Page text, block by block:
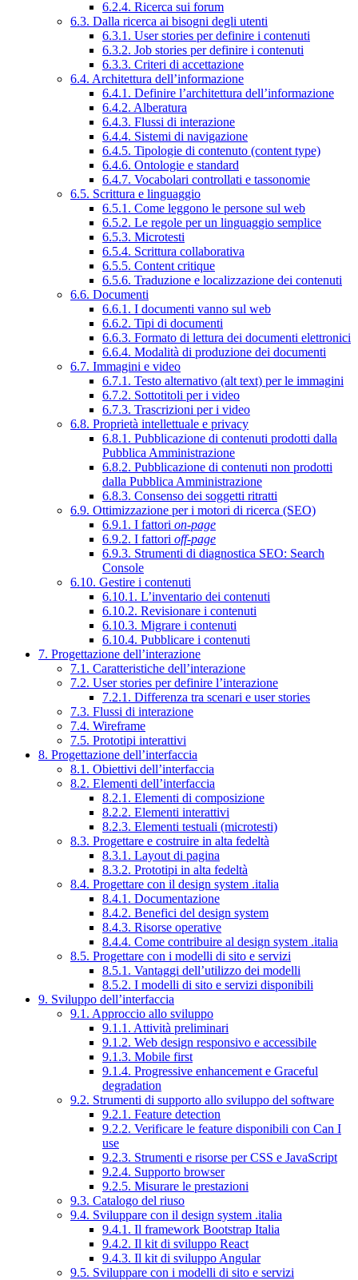
6.2.4. Ricerca sui forum
6.3. Dalla ricerca ai bisogni degli utenti
6.3.1. User stories per definire i contenuti
6.3.2. Job stories per definire i contenuti
6.3.3. Criteri di accettazione
6.4. Architettura dell’informazione
6.4.1. Definire l’architettura dell’informazione
6.4.2. Alberatura
6.4.3. Flussi di interazione
6.4.4. Sistemi di navigazione
6.4.5. Tipologie di contenuto (content type)
6.4.6. Ontologie e standard
6.4.7. Vocabolari controllati e tassonomie
6.5. Scrittura e linguaggio
6.5.1. Come leggono le persone sul web
6.5.2. Le regole per un linguaggio semplice
6.5.3. Microtesti
6.5.4. Scrittura collaborativa
6.5.5. Content critique
6.5.6. Traduzione e localizzazione dei contenuti
6.6. Documenti
6.6.1. I documenti vanno sul web
6.6.2. Tipi di documenti
6.6.3. Formato di lettura dei documenti elettronici
6.6.4. Modalità di produzione dei documenti
6.7. Immagini e video
6.7.1. Testo alternativo (alt text) per le immagini
6.7.2. Sottotitoli per i video
6.7.3. Trascrizioni per i video
6.8. Proprietà intellettuale e privacy
6.8.1. Pubblicazione di contenuti prodotti dalla
Pubblica Amministrazione
6.8.2. Pubblicazione di contenuti non prodotti
dalla Pubblica Amministrazione
6.8.3. Consenso dei soggetti ritratti
6.9. Ottimizzazione per i motori di ricerca (SEO)
6.9.1. I fattori on-page
6.9.2. I fattori off-page
6.9.3. Strumenti di diagnostica SEO: Search
Console
6.10. Gestire i contenuti
6.10.1. L’inventario dei contenuti
6.10.2. Revisionare i contenuti
6.10.3. Migrare i contenuti
6.10.4. Pubblicare i contenuti
7. Progettazione dell’interazione
7.1. Caratteristiche dell’interazione
7.2. User stories per definire l’interazione
7.2.1. Differenza tra scenari e user stories
7.3. Flussi di interazione
7.4. Wireframe
7.5. Prototipi interattivi
8. Progettazione dell’interfaccia
8.1. Obiettivi dell’interfaccia
8.2. Elementi dell’interfaccia
8.2.1. Elementi di composizione
8.2.2. Elementi interattivi
8.2.3. Elementi testuali (microtesti)
8.3. Progettare e costruire in alta fedeltà
8.3.1. Layout di pagina
8.3.2. Prototipi in alta fedeltà
8.4. Progettare con il design system .italia
8.4.1. Documentazione
8.4.2. Benefici del design system
8.4.3. Risorse operative
8.4.4. Come contribuire al design system .italia
8.5. Progettare con i modelli di sito e servizi
8.5.1. Vantaggi dell’utilizzo dei modelli
8.5.2. I modelli di sito e servizi disponibili
9. Sviluppo dell’interfaccia
9.1. Approccio allo sviluppo
9.1.1. Attività preliminari
9.1.2. Web design responsivo e accessibile
9.1.3. Mobile first
9.1.4. Progressive enhancement e Graceful
degradation
9.2. Strumenti di supporto allo sviluppo del software
9.2.1. Feature detection
9.2.2. Verificare le feature disponibili con Can I
use
9.2.3. Strumenti e risorse per CSS e JavaScript
9.2.4. Supporto browser
9.2.5. Misurare le prestazioni
9.3. Catalogo del riuso
9.4. Sviluppare con il design system .italia
9.4.1. Il framework Bootstrap Italia
9.4.2. Il kit di sviluppo React
9.4.3. Il kit di sviluppo Angular
9.5. Sviluppare con i modelli di sito e servizi